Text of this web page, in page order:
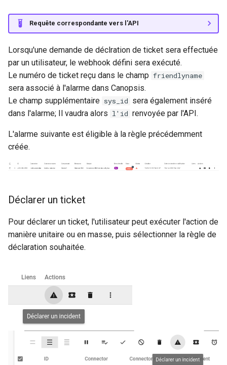
Requête correspondante vers l'API
Lorsqu'une demande de déclration de ticket sera effectuée
par un utilisateur, le webhook défini sera exécuté.
Le numéro de ticket reçu dans le champ friendlyname
sera associé à l'alarme dans Canopsis.
Le champ supplémentaire sys_id sera également inséré
dans l'alarme; Il vaudra alors l'id renvoyée par l'API.
L'alarme suivante est éligible à la règle précédemment
créée.
Déclarer un ticket
Pour déclarer un ticket, l'utilisateur peut exécuter l'action de
manière unitaire ou en masse, puis sélectionner la règle de
déclaration souhaitée.